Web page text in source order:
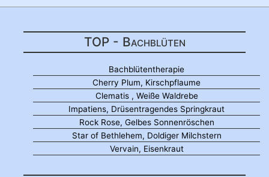
TOP - Bachblüten
Bachblütentherapie
Cherry Plum, Kirschpflaume
Clematis , Weiße Waldrebe
Impatiens, Drüsentragendes Springkraut
Rock Rose, Gelbes Sonnenröschen
Star of Bethlehem, Doldiger Milchstern
Vervain, Eisenkraut